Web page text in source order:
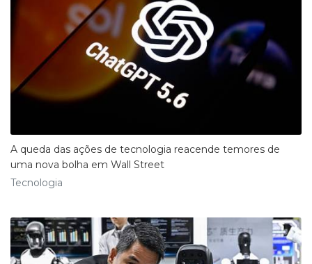
A queda das ações de tecnologia reacende temores de
uma nova bolha em Wall Street
Tecnologia